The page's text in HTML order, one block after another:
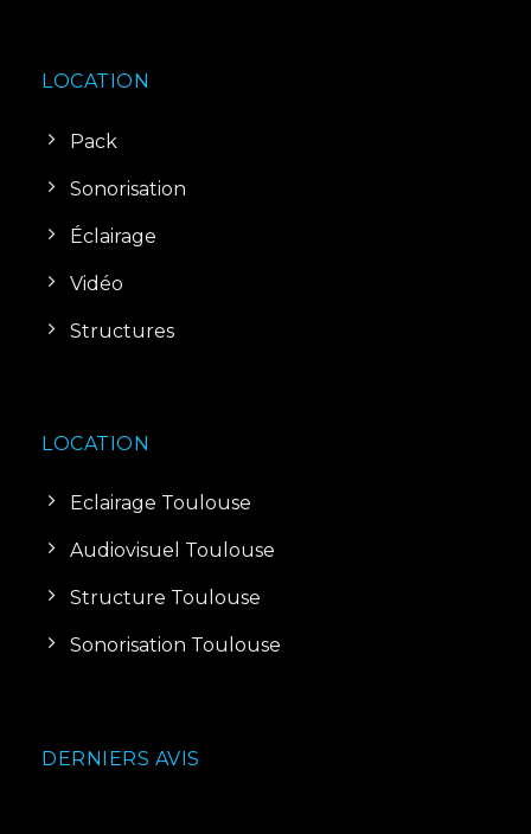
LOCATION
Pack
Sonorisation
Éclairage
Vidéo
Structures
LOCATION
Eclairage Toulouse
Audiovisuel Toulouse
Structure Toulouse
Sonorisation Toulouse
DERNIERS AVIS